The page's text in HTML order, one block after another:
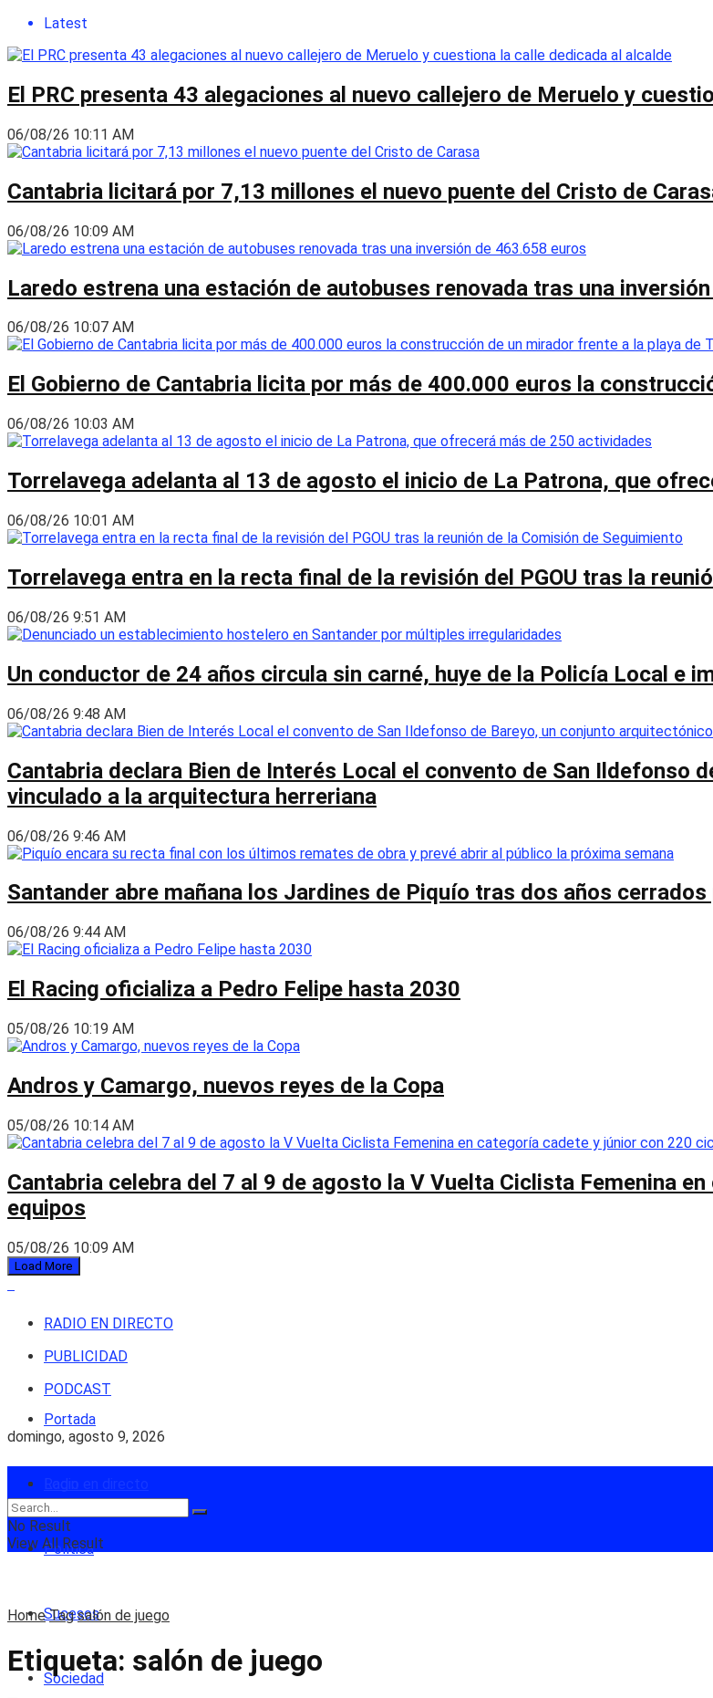
Latest
El PRC presenta 43 alegaciones al nuevo callejero de Meruelo y
06/08/26 10:11 AM
Cantabria licitará por 7,13 millones el nuevo puente del Cristo de
06/08/26 10:09 AM
Laredo estrena una estación de autobuses renovada tras una
06/08/26 10:07 AM
El Gobierno de Cantabria licita por más de 400.000 euros la
06/08/26 10:03 AM
Torrelavega adelanta al 13 de agosto el inicio de La Patrona, que
06/08/26 10:01 AM
Torrelavega entra en la recta final de la revisión del PGOU tras la
06/08/26 9:51 AM
Un conductor de 24 años circula sin carné, huye de la Policía Local e
06/08/26 9:48 AM
Cantabria declara Bien de Interés Local el convento de San Ildefonso
vinculado a la arquitectura herreriana
06/08/26 9:46 AM
Santander abre mañana los Jardines de Piquío tras dos años
06/08/26 9:44 AM
El Racing oficializa a Pedro Felipe hasta 2030
05/08/26 10:19 AM
Andros y Camargo, nuevos reyes de la Copa
05/08/26 10:14 AM
Cantabria celebra del 7 al 9 de agosto la V Vuelta Ciclista Femenina
equipos
05/08/26 10:09 AM
Load More
RADIO EN DIRECTO
PUBLICIDAD
PODCAST
domingo, agosto 9, 2026
Portada
Política
Sucesos
Sociedad
No Result
View All Result
Home Tag salón de juego
Etiqueta: salón de juego